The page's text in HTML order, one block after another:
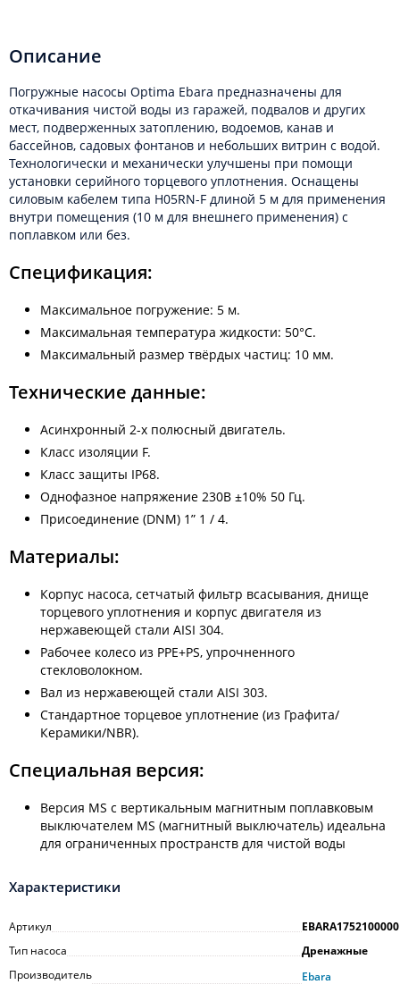
Описание
Погружные насосы Optima Ebara предназначены для
откачивания чистой воды из гаражей, подвалов и других
мест, подверженных затоплению, водоемов, канав и
бассейнов, садовых фонтанов и небольших витрин с водой.
Технологически и механически улучшены при помощи
установки серийного торцевого уплотнения. Оснащены
силовым кабелем типа H05RN-F длиной 5 м для применения
внутри помещения (10 м для внешнего применения) с
поплавком или без.
Спецификация:
Максимальное погружение: 5 м.
Максимальная температура жидкости: 50°C.
Максимальный размер твёрдых частиц: 10 мм.
Технические данные:
Асинхронный 2-х полюсный двигатель.
Класс изоляции F.
Класс защиты IP68.
Однофазное напряжение 230В ±10% 50 Гц.
Присоединение (DNM) 1” 1 / 4.
Материалы:
Корпус насоса, сетчатый фильтр всасывания, днище
торцевого уплотнения и корпус двигателя из
нержавеющей стали AISI 304.
Рабочее колесо из PPE+PS, упрочненного
стекловолокном.
Вал из нержавеющей стали AISI 303.
Стандартное торцевое уплотнение (из Графита/
Керамики/NBR).
Специальная версия:
Версия MS с вертикальным магнитным поплавковым
выключателем MS (магнитный выключатель) идеальна
для ограниченных пространств для чистой воды
Характеристики
Артикул
EBARA1752100000
Тип насоса
Дренажные
Производитель
Ebara